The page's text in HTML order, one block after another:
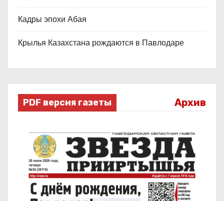
Кадры эпохи Абая
Крылья Казахстана рождаются в Павлодаре
PDF версия газеты Архив